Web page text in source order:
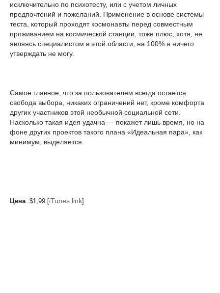
исключительно по психотесту, или с учетом личных
предпочтений и пожеланий. Применение в основе системы
теста, который проходят космонавты перед совместным
проживанием на космической станции, тоже плюс, хотя, не
являясь специалистом в этой области, на 100% я ничего
утверждать не могу.
Самое главное, что за пользователем всегда остается
свобода выбора, никаких ограничений нет, кроме комфорта
других участников этой необычной социальной сети.
Насколько такая идея удачна — покажет лишь время, но на
фоне других проектов такого плана «Идеальная пара», как
минимум, выделяется.
Цена: $1,99 [iTunes link]